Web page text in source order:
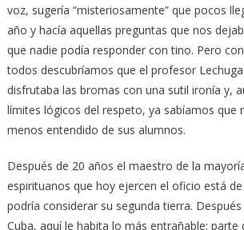
voz, sugería “misteriosamente” que pocos
año y hacía aquellas preguntas que nos
que nadie podía responder con tino. Pero
todos descubríamos que el profesor
disfrutaba las bromas con una sutil ironía y,
límites lógicos del respeto, ya sabíamos que
menos entendido de sus alumnos.
Después de 20 años el maestro de la
espirituanos que hoy ejercen el oficio está
podría considerar su segunda tierra.
Cuba, aquí le habita lo más entrañable: parte